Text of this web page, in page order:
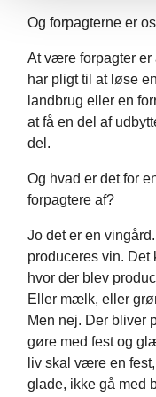
Og forpagterne er
At være forpagter er
har pligt til at løse
landbrug eller en
at få en del af
del.
Og hvad er det for
forpagtere af?
Jo det er en
produceres vin. Det
hvor der blev
Eller mælk, eller
Men nej. Der bliver
gøre med fest og
liv skal være en
glade, ikke gå med